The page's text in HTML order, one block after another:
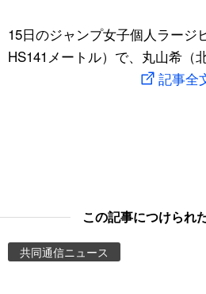
社会
スポーツ・東京2020
旅と暮らし
Images
暮らし
15日のジャンプ女子個人ラージ
HS141メートル）で、丸山希（
記事全
この記事につけられ
共同通信ニュース